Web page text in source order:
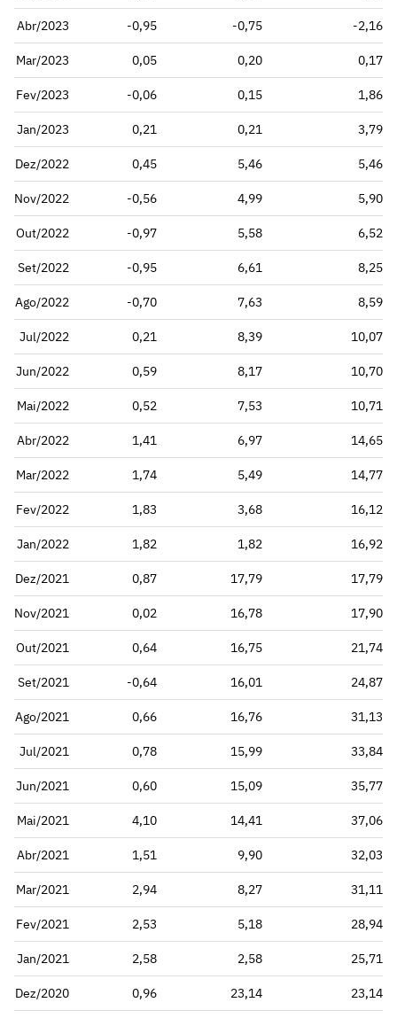
Abr/2023 -0,95 -0,75 -2,16
Mar/2023 0,05 0,20 0,17
Fev/2023 -0,06 0,15 1,86
Jan/2023 0,21 0,21 3,79
Dez/2022 0,45 5,46 5,46
Nov/2022 -0,56 4,99 5,90
Out/2022 -0,97 5,58 6,52
Set/2022 -0,95 6,61 8,25
Ago/2022 -0,70 7,63 8,59
Jul/2022 0,21 8,39 10,07
Jun/2022 0,59 8,17 10,70
Mai/2022 0,52 7,53 10,71
Abr/2022 1,41 6,97 14,65
Mar/2022 1,74 5,49 14,77
Fev/2022 1,83 3,68 16,12
Jan/2022 1,82 1,82 16,92
Dez/2021 0,87 17,79 17,79
Nov/2021 0,02 16,78 17,90
Out/2021 0,64 16,75 21,74
Set/2021 -0,64 16,01 24,87
Ago/2021 0,66 16,76 31,13
Jul/2021 0,78 15,99 33,84
Jun/2021 0,60 15,09 35,77
Mai/2021 4,10 14,41 37,06
Abr/2021 1,51 9,90 32,03
Mar/2021 2,94 8,27 31,11
Fev/2021 2,53 5,18 28,94
Jan/2021 2,58 2,58 25,71
Dez/2020 0,96 23,14 23,14